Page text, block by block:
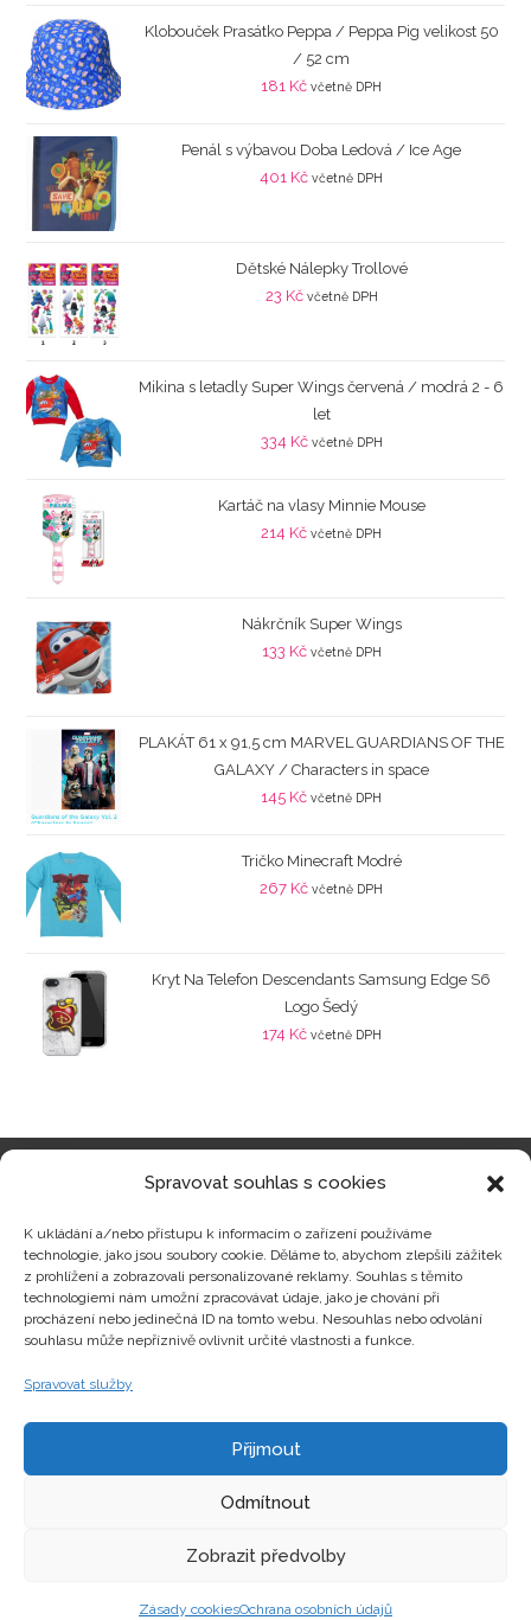
Spravovat souhlas s cookies
K ukládání a/nebo přístupu k informacím o zařízení používáme
technologie, jako jsou soubory cookie. Děláme to, abychom zlepšili zážitek
z prohlížení a zobrazovali personalizované reklamy. Souhlas s těmito
technologiemi nám umožní zpracovávat údaje, jako je chování při
procházení nebo jedinečná ID na tomto webu. Nesouhlas nebo odvolání
souhlasu může nepříznivě ovlivnit určité vlastnosti a funkce.
Spravovat služby
Přijmout
Odmítnout
Zobrazit předvolby
Zásady cookiesOchrana osobních údajů
Klobouček Prasátko Peppa / Peppa Pig velikost 50
/ 52 cm
181 Kč včetně DPH
Penál s výbavou Doba Ledová / Ice Age
401 Kč včetně DPH
Dětské Nálepky Trollové
23 Kč včetně DPH
Mikina s letadly Super Wings červená / modrá 2 - 6
let
334 Kč včetně DPH
Kartáč na vlasy Minnie Mouse
214 Kč včetně DPH
Nákrčník Super Wings
133 Kč včetně DPH
PLAKÁT 61 x 91,5 cm MARVEL GUARDIANS OF THE
GALAXY / Characters in space
145 Kč včetně DPH
Tričko Minecraft Modré
267 Kč včetně DPH
Kryt Na Telefon Descendants Samsung Edge S6
Logo Šedý
174 Kč včetně DPH
Zajímavosti
Kontakty
Copyright © hrackyzfilmu.cz Všechna práva vyhrazena.